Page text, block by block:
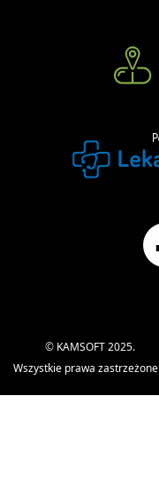
© KAMSOFT 2025.
Wszystkie prawa zastrzeżone